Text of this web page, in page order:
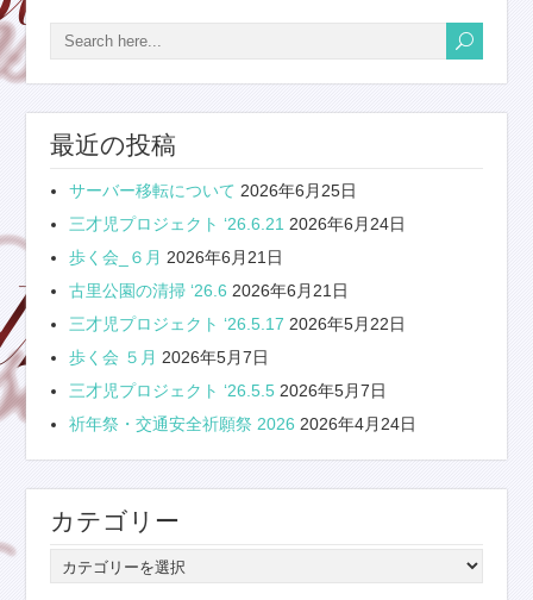
最近の投稿
サーバー移転について 2026年6月25日
三才児プロジェクト ‘26.6.21 2026年6月24日
歩く会_６月 2026年6月21日
古里公園の清掃 ‘26.6 2026年6月21日
三才児プロジェクト ‘26.5.17 2026年5月22日
歩く会 ５月 2026年5月7日
三才児プロジェクト ‘26.5.5 2026年5月7日
祈年祭・交通安全祈願祭 2026 2026年4月24日
カテゴリー
カ
テ